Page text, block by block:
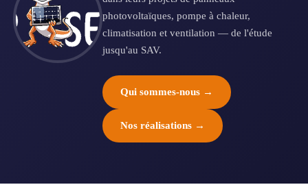
photovoltaïques, pompe à chaleur,
climatisation et ventilation — de l'étude
jusqu'au SAV.
Qui sommes-nous →
Nos réalisations →